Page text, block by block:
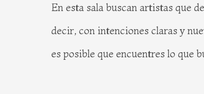
En esta sala buscan artistas que
decir, con intenciones claras y
es posible que encuentres lo que